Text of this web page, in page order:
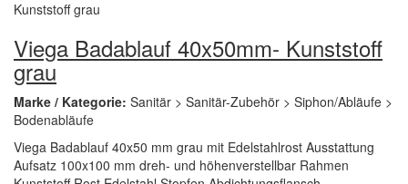
Viega Badablauf 40x50mm- Kunststoff
grau
Marke / Kategorie: Sanitär > Sanitär-Zubehör > Siphon/Abläufe >
Bodenabläufe
Viega Badablauf 40x50 mm grau mit Edelstahlrost Ausstattung
Aufsatz 100x100 mm dreh- und höhenverstellbar Rahmen